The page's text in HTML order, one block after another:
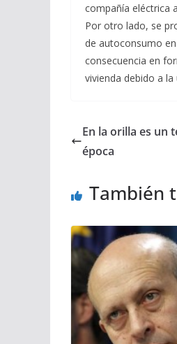
compañía eléctrica
Por otro lado, se
de autoconsumo
consecuencia en
vivienda debido a
En la orilla es un
época
También